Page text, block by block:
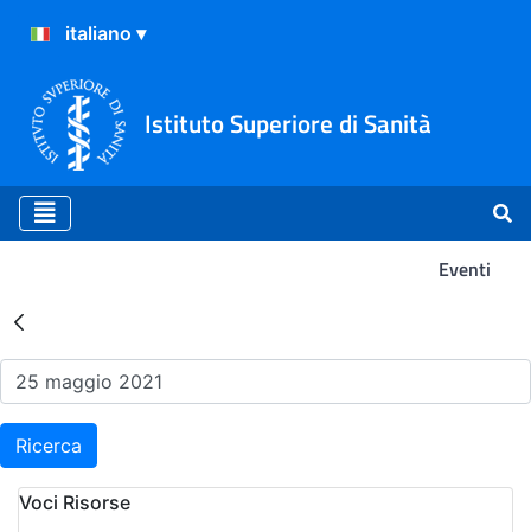
Istituto Superiore di Sanità
Eventi
Risultati della Ricerca -
Ricerca
Voci Risorse